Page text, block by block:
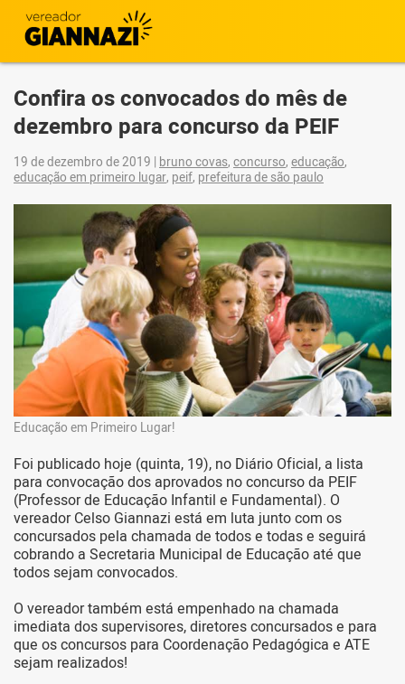
Confira os convocados do mês de
dezembro para concurso da PEIF
19 de dezembro de 2019 | bruno covas, concurso, educação,
educação em primeiro lugar, peif, prefeitura de são paulo
Educação em Primeiro Lugar!
Foi publicado hoje (quinta, 19), no Diário Oficial, a lista
para convocação dos aprovados no concurso da PEIF
(Professor de Educação Infantil e Fundamental). O
vereador Celso Giannazi está em luta junto com os
concursados pela chamada de todos e todas e seguirá
cobrando a Secretaria Municipal de Educação até que
todos sejam convocados.
O vereador também está empenhado na chamada
imediata dos supervisores, diretores concursados e para
que os concursos para Coordenação Pedagógica e ATE
sejam realizados!